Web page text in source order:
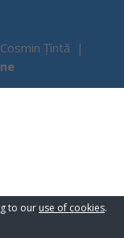
Țîntă |
to our use of cookies.